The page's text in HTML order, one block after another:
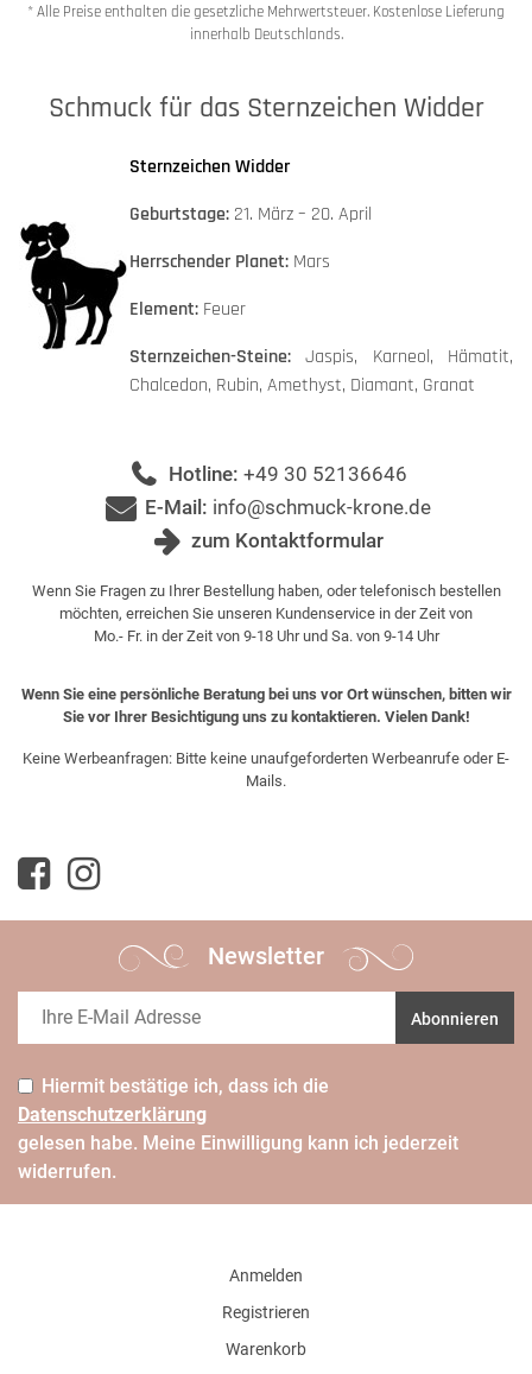
* Alle Preise enthalten die gesetzliche Mehrwertsteuer. Kostenlose Lieferung
innerhalb Deutschlands.
Schmuck für das Sternzeichen Widder
Sternzeichen Widder
Geburtstage: 21. März – 20. April
Herrschender Planet: Mars
Element: Feuer
Sternzeichen-Steine: Jaspis, Karneol, Hämatit,
Chalcedon, Rubin, Amethyst, Diamant, Granat
Hotline: +49 30 52136646
E-Mail: info@schmuck-krone.de
zum Kontaktformular
Wenn Sie Fragen zu Ihrer Bestellung haben, oder telefonisch bestellen
möchten, erreichen Sie unseren Kundenservice in der Zeit von
Mo.- Fr. in der Zeit von 9-18 Uhr und Sa. von 9-14 Uhr
Wenn Sie eine persönliche Beratung bei uns vor Ort wünschen, bitten wir
Sie vor Ihrer Besichtigung uns zu kontaktieren. Vielen Dank!
Keine Werbeanfragen: Bitte keine unaufgeforderten Werbeanrufe oder E-
Mails.
Newsletter
Abonnieren
Hiermit bestätige ich, dass ich die
Daten­schutz­erklärung
gelesen habe. Meine Einwilligung kann ich jederzeit
widerrufen.
Anmelden
Registrieren
Warenkorb